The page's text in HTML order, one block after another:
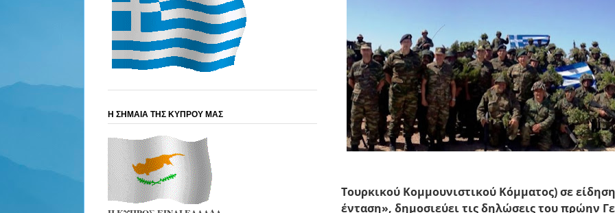
Τουρκικού Κομμουνιστικού Κόμματος) σε
ένταση», δημοσιεύει τις δηλώσεις του πρώην
Η ΣΗΜΑΙΑ ΤΗΣ ΚΥΠΡΟΥ ΜΑΣ